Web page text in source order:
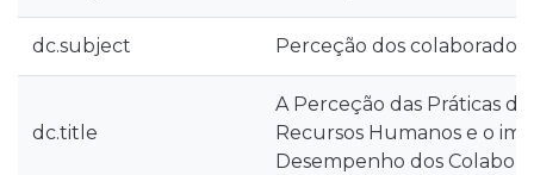
dc.subject Perceção dos
dc.title
A Perceção das Práticas
Recursos Humanos e o
Desempenho dos